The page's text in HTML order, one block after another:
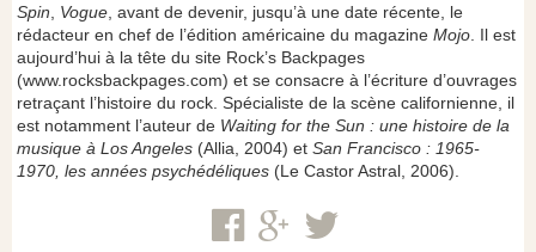
Spin
Vogue , avant de devenir, jusqu’à une date récente, le
rédacteur en chef de l’édition américaine du magazineMojo . Il est
aujourd’hui à la tête du site Rock’s Backpages
(www.rocksbackpages.com) et se consacre à l’écriture d’ouvrages
retraçant l’histoire du rock. Spécialiste de la scène californienne, il
est notamment l’auteur de Waiting for the Sun : une histoire de la
musique à Los Angeles (Allia, 2004) etSan Francisco : 1965-
1970, les années psychédéliques (Le Castor Astral, 2006).